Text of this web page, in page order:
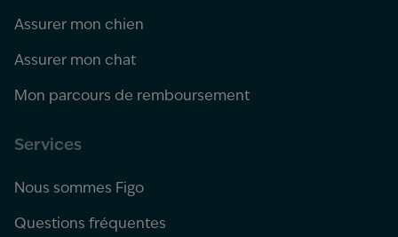
Assurer mon chien
Assurer mon chat
Mon parcours de remboursement
Services
Nous sommes Figo
Questions fréquentes